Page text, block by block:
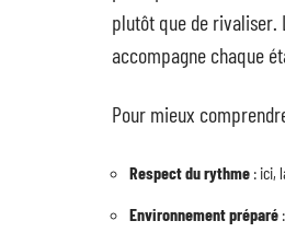
plutôt que de rivaliser.
accompagne chaque
Pour mieux
Respect du rythme : ici,
Environnement préparé